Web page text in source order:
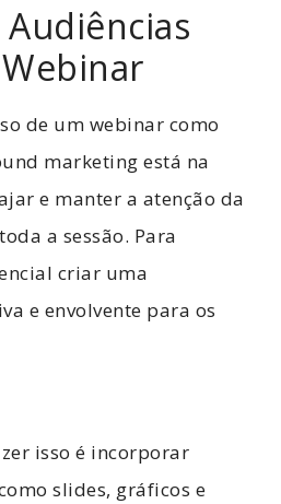
de um webinar como
marketing está na
e manter a atenção da
a sessão. Para
criar uma
e envolvente para os
isso é incorporar
slides, gráficos e